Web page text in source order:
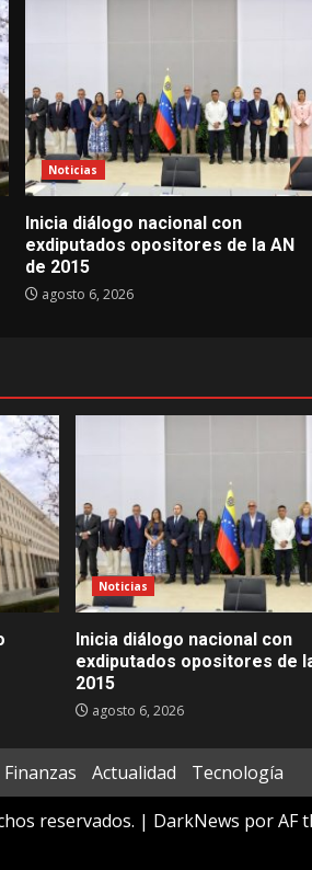
Noticias
Inicia diálogo nacional con
exdiputados opositores de la AN
de 2015
agosto 6, 2026
Noticias
Inicia diálogo nacional con
exdiputados opositores de
2015
agosto 6, 2026
Finanzas Actualidad
Tecnología
reservados. | DarkNews por AF